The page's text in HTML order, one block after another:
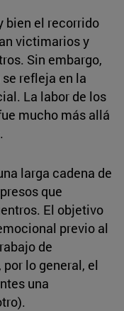
bien el recorrido
victimarios y
Sin embargo,
refleja en la
La labor de los
mucho más allá
larga cadena de
que
El objetivo
previo al
de
lo general, el
una